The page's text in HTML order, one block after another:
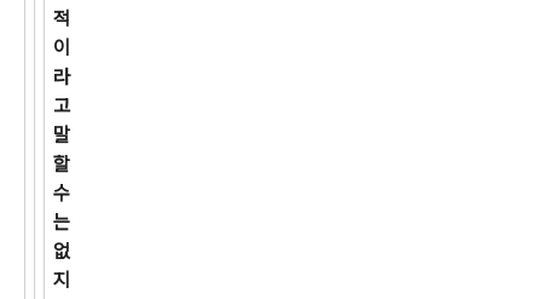
적
이
라
고
말
할
수
는
없
지